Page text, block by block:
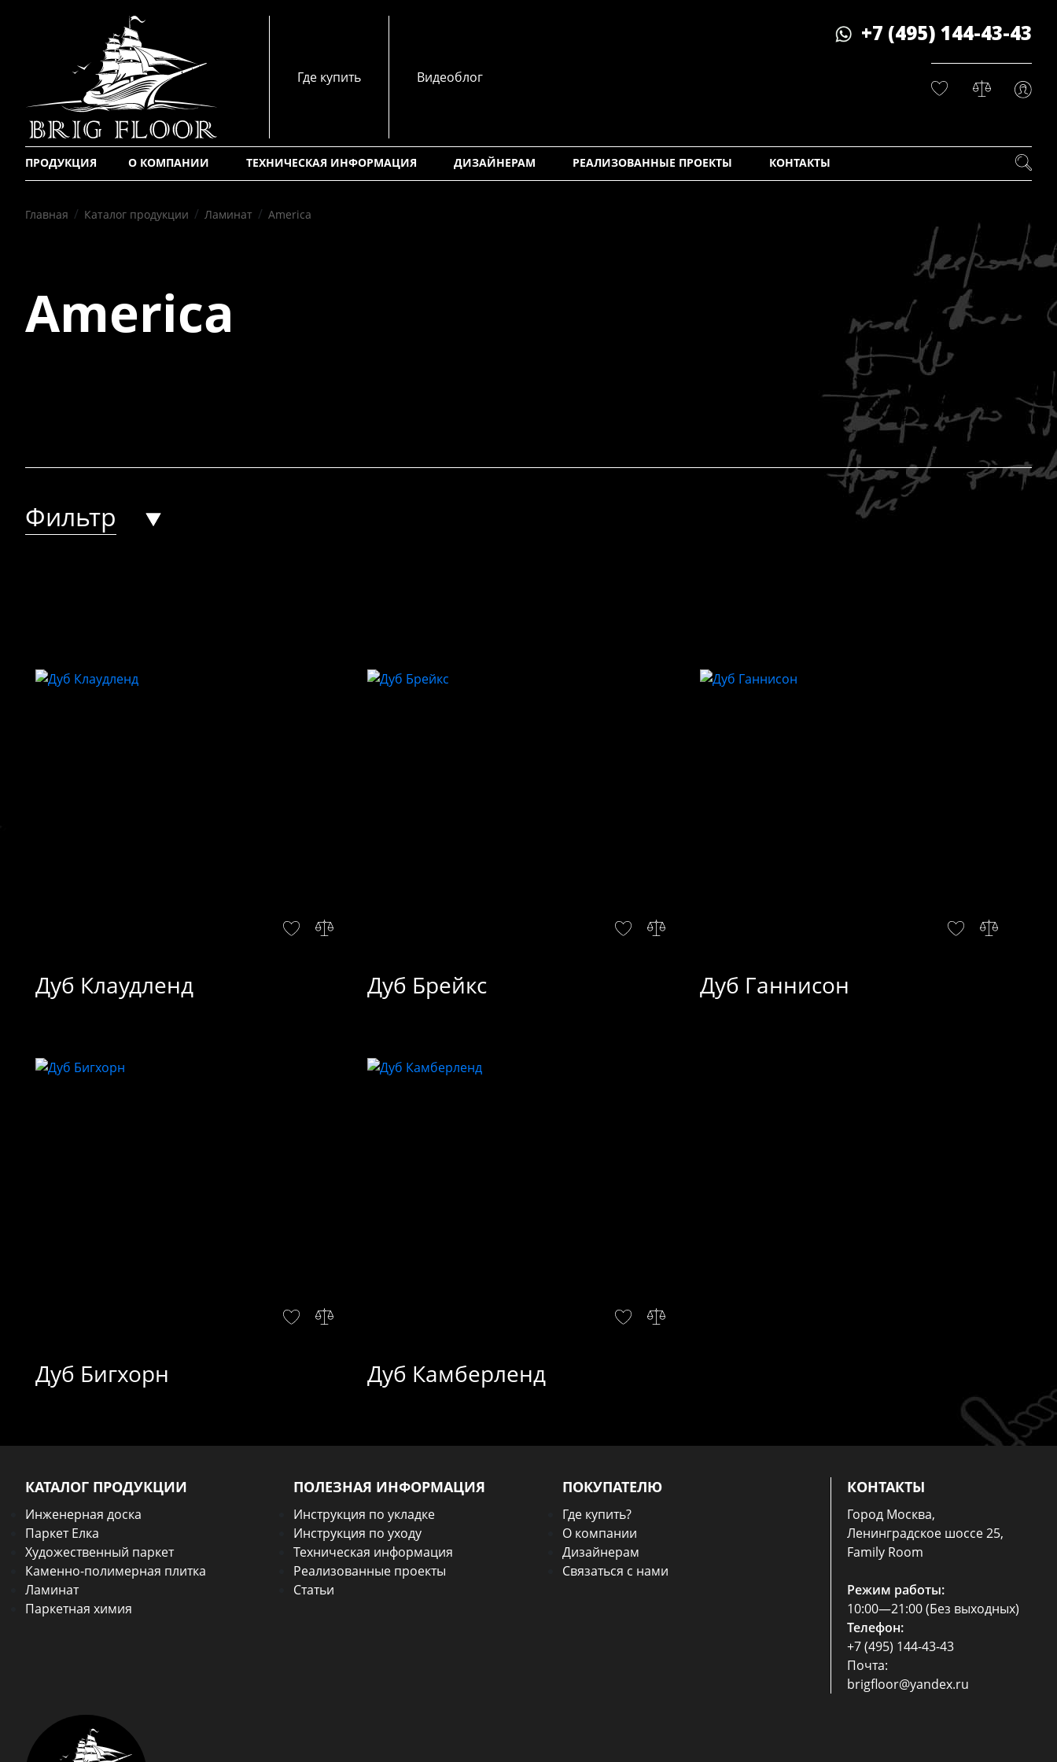
Где купить Видеоблог
+7 (495) 144-43-43
ПРОДУКЦИЯ О КОМПАНИИ ТЕХНИЧЕСКАЯ ИНФОРМАЦИЯ ДИЗАЙНЕРАМ РЕАЛИЗОВАННЫЕ ПРОЕКТЫ КОНТАКТЫ
Главная / Каталог продукции / Ламинат / America
America
Фильтр
Дуб Клаудленд Дуб Брейкс Дуб Ганнисон
Дуб Бигхорн Дуб Камберленд
КАТАЛОГ ПРОДУКЦИИ
Инженерная доска
Паркет Елка
Художественный паркет
Каменно-полимерная плитка
Ламинат
Паркетная химия
ПОЛЕЗНАЯ ИНФОРМАЦИЯ
Инструкция по укладке
Инструкция по уходу
Техническая информация
Реализованные проекты
Статьи
ПОКУПАТЕЛЮ
Где купить?
О компании
Дизайнерам
Связаться с нами
КОНТАКТЫ
Город Москва,
Ленинградское шоссе 25,
Family Room
Режим работы:
10:00—21:00 (Без выходных)
Телефон:
+7 (495) 144-43-43
Почта:
brigfloor@yandex.ru